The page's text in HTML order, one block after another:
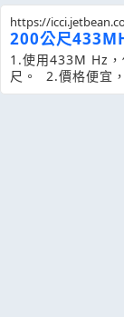
https://
200公尺
1.使用433M Hz
尺。 2.價格便宜